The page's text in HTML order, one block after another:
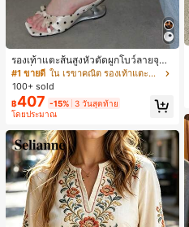
รองเท้าแตะส้นสูงหัวตัดผูกโบว์ลายจุดส
ายเดี่ยวส้นไม่สมมาตรสำหรับผู้หญิง, รอ
งเท้าแตะส้นสูงหนังเทียมสีขาวหรูหรา
สำหรับฤดูร้อน
#1 ขายดี
ใน เรขาคณิต รองเท้าแตะส้นสูงผู้หญิง
100+ sold
฿407 -15% 3 วันสุดท้าย
โดยประมาณ